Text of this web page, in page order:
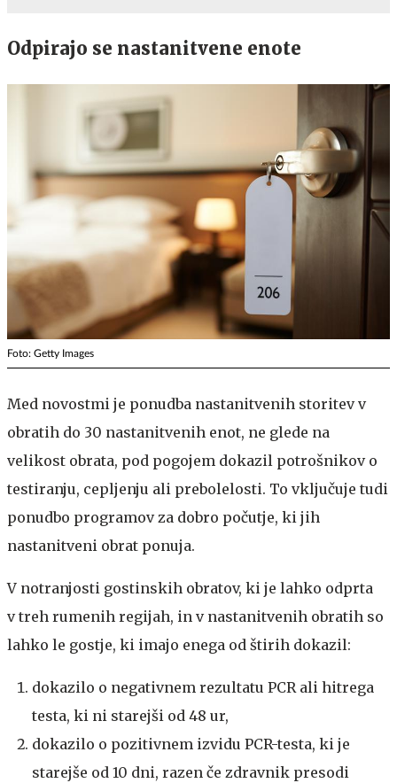
Odpirajo se nastanitvene enote
Foto: Getty Images
Med novostmi je ponudba nastanitvenih storitev v
obratih do 30 nastanitvenih enot, ne glede na
velikost obrata, pod pogojem dokazil potrošnikov o
testiranju, cepljenju ali prebolelosti. To vključuje tudi
ponudbo programov za dobro počutje, ki jih
nastanitveni obrat ponuja.
V notranjosti gostinskih obratov, ki je lahko odprta
v treh rumenih regijah, in v nastanitvenih obratih so
lahko le gostje, ki imajo enega od štirih dokazil:
dokazilo o negativnem rezultatu PCR ali hitrega
testa, ki ni starejši od 48 ur,
dokazilo o pozitivnem izvidu PCR-testa, ki je
starejše od 10 dni, razen če zdravnik presodi